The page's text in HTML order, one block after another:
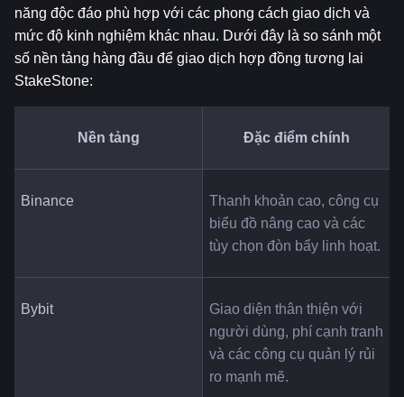
năng độc đáo phù hợp với các phong cách giao dịch và
mức độ kinh nghiệm khác nhau. Dưới đây là so sánh một
số nền tảng hàng đầu để giao dịch hợp đồng tương lai
StakeStone:
Nền tảng Đặc điểm chính
Binance
Thanh khoản cao, công cụ
biểu đồ nâng cao và các
tùy chọn đòn bẩy linh hoạt.
Bybit
Giao diện thân thiện với
người dùng, phí cạnh tranh
và các công cụ quản lý rủi
ro mạnh mẽ.